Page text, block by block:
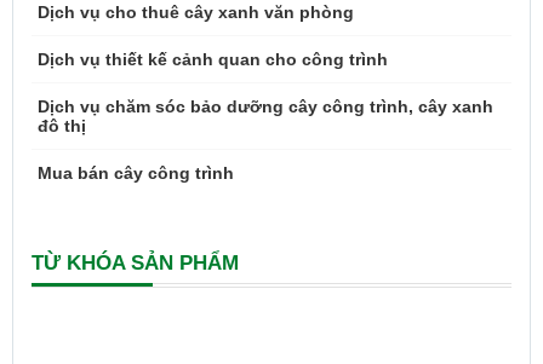
Dịch vụ cho thuê cây xanh văn phòng
Dịch vụ thiết kế cảnh quan cho công trình
Dịch vụ chăm sóc bảo dưỡng cây công trình, cây xanh
đô thị
Mua bán cây công trình
TỪ KHÓA SẢN PHẨM